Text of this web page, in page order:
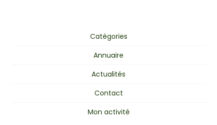
Catégories
Annuaire
Actualités
Contact
Mon activité